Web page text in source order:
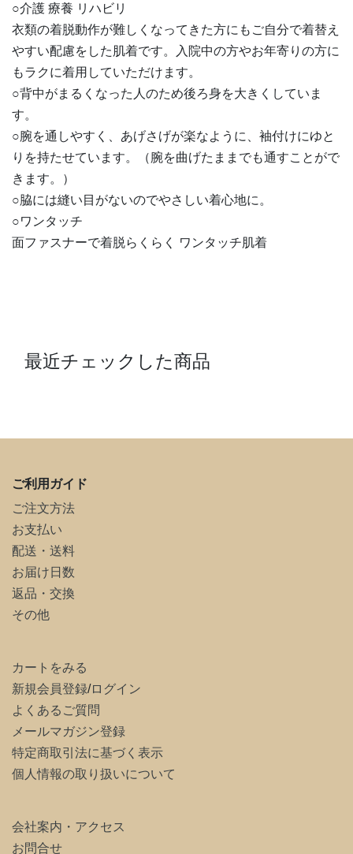
○介護 療養 リハビリ
衣類の着脱動作が難しくなってきた方にもご自分で着替え
やすい配慮をした肌着です。入院中の方やお年寄りの方に
もラクに着用していただけます。
○背中がまるくなった人のため後ろ身を大きくしていま
す。
○腕を通しやすく、あげさげが楽なように、袖付けにゆと
りを持たせています。（腕を曲げたままでも通すことがで
きます。）
○脇には縫い目がないのでやさしい着心地に。
○ワンタッチ
面ファスナーで着脱らくらく ワンタッチ肌着
最近チェックした商品
ご利用ガイド
ご注文方法
お支払い
配送・送料
お届け日数
返品・交換
その他
カートをみる
新規会員登録/ログイン
よくあるご質問
メールマガジン登録
特定商取引法に基づく表示
個人情報の取り扱いについて
会社案内・アクセス
お問合せ